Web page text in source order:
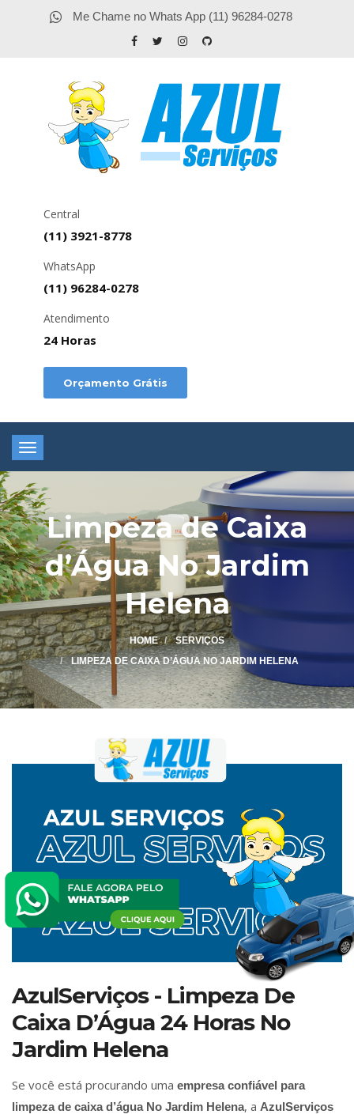
Me Chame no Whats App (11) 96284-0278
Central
(11) 3921-8778
WhatsApp
(11) 96284-0278
Atendimento
24 Horas
Orçamento Grátis
Toggle
navigation
Limpeza de Caixa
d’Água No Jardim
Helena
HOME
SERVIÇOS
LIMPEZA DE CAIXA D’ÁGUA NO JARDIM HELENA
AzulServiços - Limpeza De
Caixa D’Água 24 Horas No
Jardim Helena
Se você está procurando uma empresa confiável para
limpeza de caixa d’água No Jardim Helena, a AzulServiços